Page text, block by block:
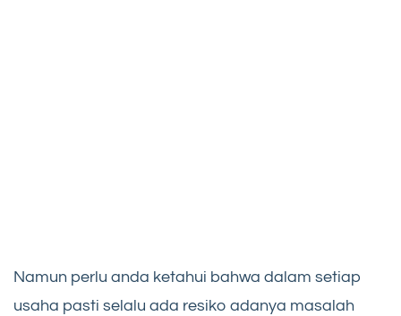
Namun perlu anda ketahui bahwa dalam setiap
usaha pasti selalu ada resiko adanya masalah